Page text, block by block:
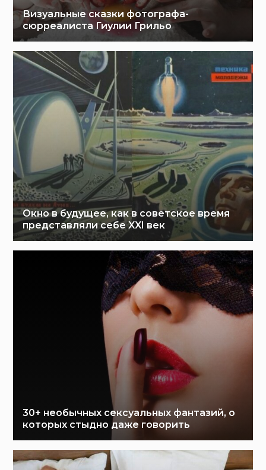
Визуальные сказки фотографа-
сюрреалиста Гиулии Грильо
Окно в будущее, как в советское время
представляли себе XXI век
30+ необычных сексуальных фантазий, о
которых стыдно даже говорить